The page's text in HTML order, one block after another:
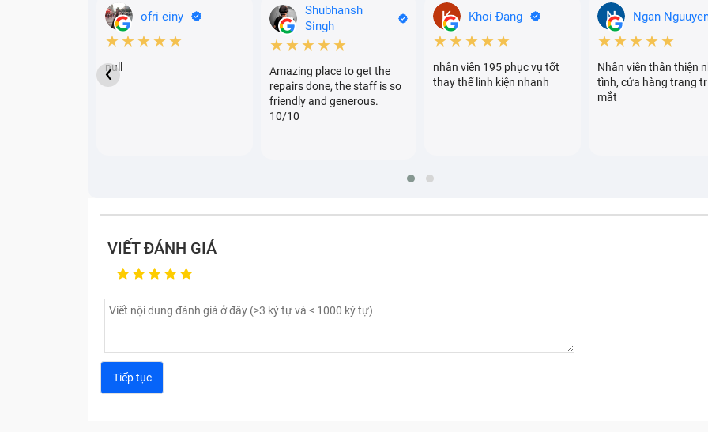
ofri einy
★★★★★
null
Shubhansh
Singh
★★★★★
Amazing place to get the
repairs done, the staff is so
friendly and generous.
10/10
Khoi Đang
★★★★★
nhân viên 195 phục vụ tốt
thay thế linh kiện nhanh
Ngan
★★★★★
Nhân viên thân thiện
tình, cửa hàng trang
mắt
‹
VIẾT ĐÁNH GIÁ